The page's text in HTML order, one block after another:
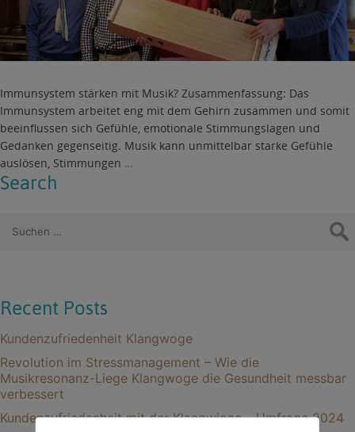
Immunsystem stärken mit Musik? Zusammenfassung: Das
Immunsystem arbeitet eng mit dem Gehirn zusammen und somit
beeinflussen sich Gefühle, emotionale Stimmungslagen und
Gedanken gegenseitig. Musik kann unmittelbar starke Gefühle
auslösen, Stimmungen …
Search
nach:
Recent Posts
Kundenzufriedenheit Klangwoge
Revolution im Stressmanagement – Wie die
Musikresonanz-Liege Klangwoge die Gesundheit messbar
verbessert
Kundenzufriedenheit mit der Klangwiege – Umfrage 2024